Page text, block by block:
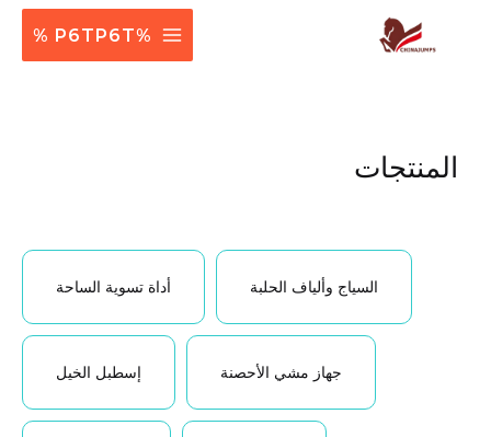
الرئيسية
%P6TP6T %
المنتجات
أداة تسوية الساحة السياج وألياف الحلبة
إسطبل الخيل جهاز مشي الأحصنة